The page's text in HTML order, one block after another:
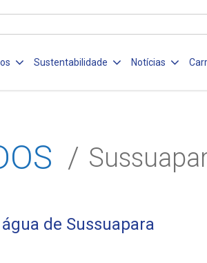
Sustentabilidade Notícias
de Sussuapara